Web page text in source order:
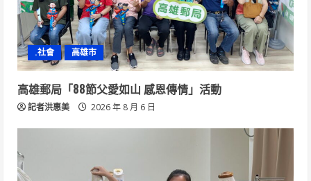
.社會 高雄市
高雄郵局「88節父愛如山 感恩傳情」活動
記者洪惠美 2026 年 8 月 6 日